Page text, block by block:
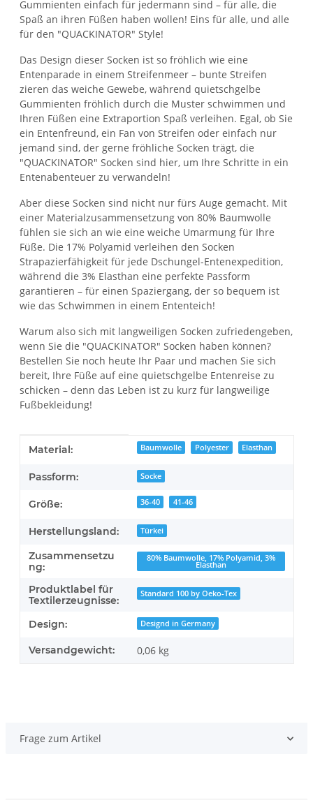
Gummienten einfach für jedermann sind – für alle, die
Spaß an ihren Füßen haben wollen! Eins für alle, und alle
für den "QUACKINATOR" Style!
Das Design dieser Socken ist so fröhlich wie eine
Entenparade in einem Streifenmeer – bunte Streifen
zieren das weiche Gewebe, während quietschgelbe
Gummienten fröhlich durch die Muster schwimmen und
Ihren Füßen eine Extraportion Spaß verleihen. Egal, ob Sie
ein Entenfreund, ein Fan von Streifen oder einfach nur
jemand sind, der gerne fröhliche Socken trägt, die
"QUACKINATOR" Socken sind hier, um Ihre Schritte in ein
Entenabenteuer zu verwandeln!
Aber diese Socken sind nicht nur fürs Auge gemacht. Mit
einer Materialzusammensetzung von 80% Baumwolle
fühlen sie sich an wie eine weiche Umarmung für Ihre
Füße. Die 17% Polyamid verleihen den Socken
Strapazierfähigkeit für jede Dschungel-Entenexpedition,
während die 3% Elasthan eine perfekte Passform
garantieren – für einen Spaziergang, der so bequem ist
wie das Schwimmen in einem Ententeich!
Warum also sich mit langweiligen Socken zufriedengeben,
wenn Sie die "QUACKINATOR" Socken haben können?
Bestellen Sie noch heute Ihr Paar und machen Sie sich
bereit, Ihre Füße auf eine quietschgelbe Entenreise zu
schicken – denn das Leben ist zu kurz für langweilige
Fußbekleidung!
Produkteigenschaft
Wert
Material: Baumwolle Polyester Elasthan
Passform: Socke
Größe: 36-40 41-46
Herstellungsland: Türkei
Zusammensetzu
ng:
80% Baumwolle, 17% Polyamid, 3%
Elasthan
Produktlabel für
Textilerzeugnisse:
Standard 100 by Oeko-Tex
Design: Designd in Germany
Versandgewicht: 0,06 kg
Frage zum Artikel